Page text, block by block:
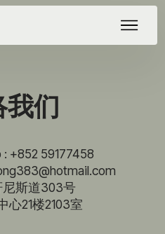
我们
+852 59177458
斯道303号
心21楼2103室